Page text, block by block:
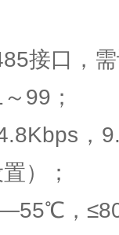
口，需
99；
，
）；
，